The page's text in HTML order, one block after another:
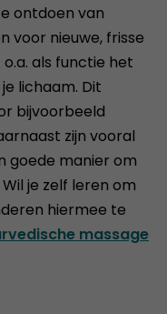
ontdoen van
voor nieuwe, frisse
als functie het
lichaam. Dit
bijvoorbeeld
zijn vooral
goede manier om
je zelf leren om
hiermee te
massage